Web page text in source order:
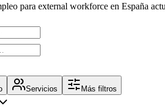
para external workforce en España
Servicios Más filtros